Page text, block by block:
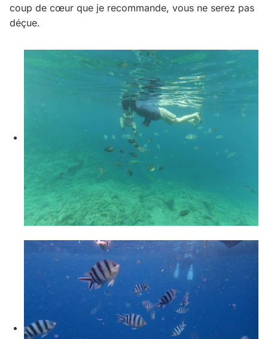
coup de cœur que je recommande, vous ne serez pas
déçue.